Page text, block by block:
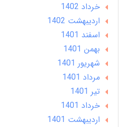
خرداد 1402
ارديبهشت 1402
اسفند 1401
بهمن 1401
شهریور 1401
مرداد 1401
تير 1401
خرداد 1401
ارديبهشت 1401